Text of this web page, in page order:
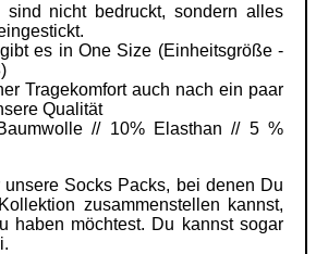
sind nicht bedruckt, sondern alles
es in One Size (Einheitsgröße -
Tragekomfort auch nach ein paar
Qualität
// 10% Elasthan // 5 %
Socks Packs, bei denen Du
zusammenstellen kannst,
haben möchtest. Du kannst sogar